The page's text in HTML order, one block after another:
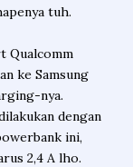
tuh.
Qualcomm
ke Samsung
nya.
dengan
ini,
2,4 A lho.